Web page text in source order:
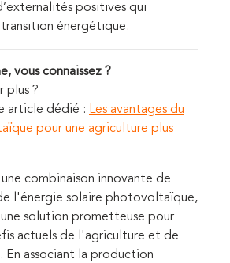
positives qui
énergétique.
vous connaissez ?
plus ?
article dédié : Les avantages du
pour une agriculture plus
combinaison innovante de
l'énergie solaire photovoltaïque,
solution prometteuse pour
actuels de l'agriculture et de
En associant la production